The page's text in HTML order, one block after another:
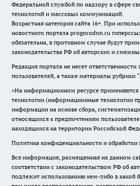
Федеральной службой по надзору в сфере
технологий и массовых коммуникаций.
Возрастная категория сайта 16+. При
новостного портала progorodnn.ru
обязательна, в противном случае будут
законодательства РФ об авторских и
Редакция портала не несет
пользователей, а также материалы рубрики
«На информационном ресурсе применяются
технологии (информационные технологии
информации на основе сбора,
относящихся к предпочтениям
находящихся на территории Российской
Политика конфиденциальности и
Вся информация, размещенная на данном
соответствии с законодательством РФ об
подлежит использованию кем-либо в какой